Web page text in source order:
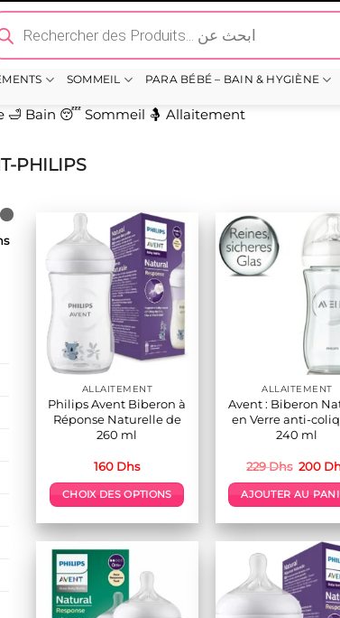
SOMMEIL PARA BÉBÉ – BAIN & HYGIÈNE
🛁 Bain 😴 Sommeil 🤱 Allaitement
PHILIPS
ALLAITEMENT
Philips Avent Biberon à
Réponse Naturelle de
260 ml
160 Dhs
CHOIX DES OPTIONS
produit
a
plusieurs
variations.
Les
ALLAITEMENT
Avent : Biberon
en Verre anti-
240 ml
229Dhs Le
initial
était :
200
AJOUTER AU